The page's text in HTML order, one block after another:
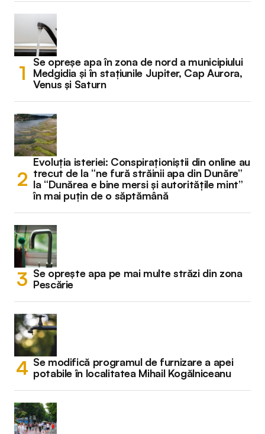
Se opreșe apa în zona de nord a municipiului
Medgidia și în stațiunile Jupiter, Cap Aurora,
Venus și Saturn
Evoluția isteriei: Conspiraționiștii din online au
trecut de la “ne fură străinii apa din Dunăre”
la “Dunărea e bine mersi și autoritățile mint”
în mai puțin de o săptămână
Se oprește apa pe mai multe străzi din zona
Pescărie
Se modifică programul de furnizare a apei
potabile în localitatea Mihail Kogălniceanu